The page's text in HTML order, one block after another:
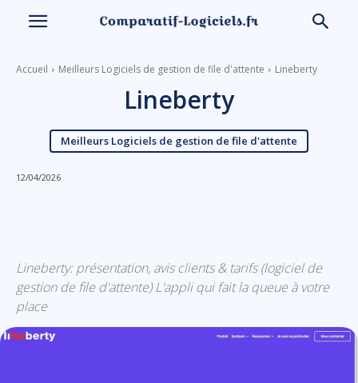
Accueil Meilleurs Logiciels de gestion de file d'attente Lineberty
Lineberty
Meilleurs Logiciels de gestion de file d'attente
12/04/2026
Lineberty: présentation, avis clients & tarifs (logiciel de
gestion de file d'attente) L'appli qui fait la queue à votre
place